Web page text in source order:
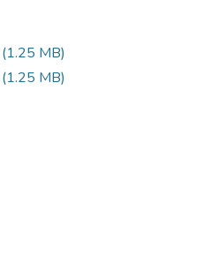
(1.25 MB)
(1.25 MB)